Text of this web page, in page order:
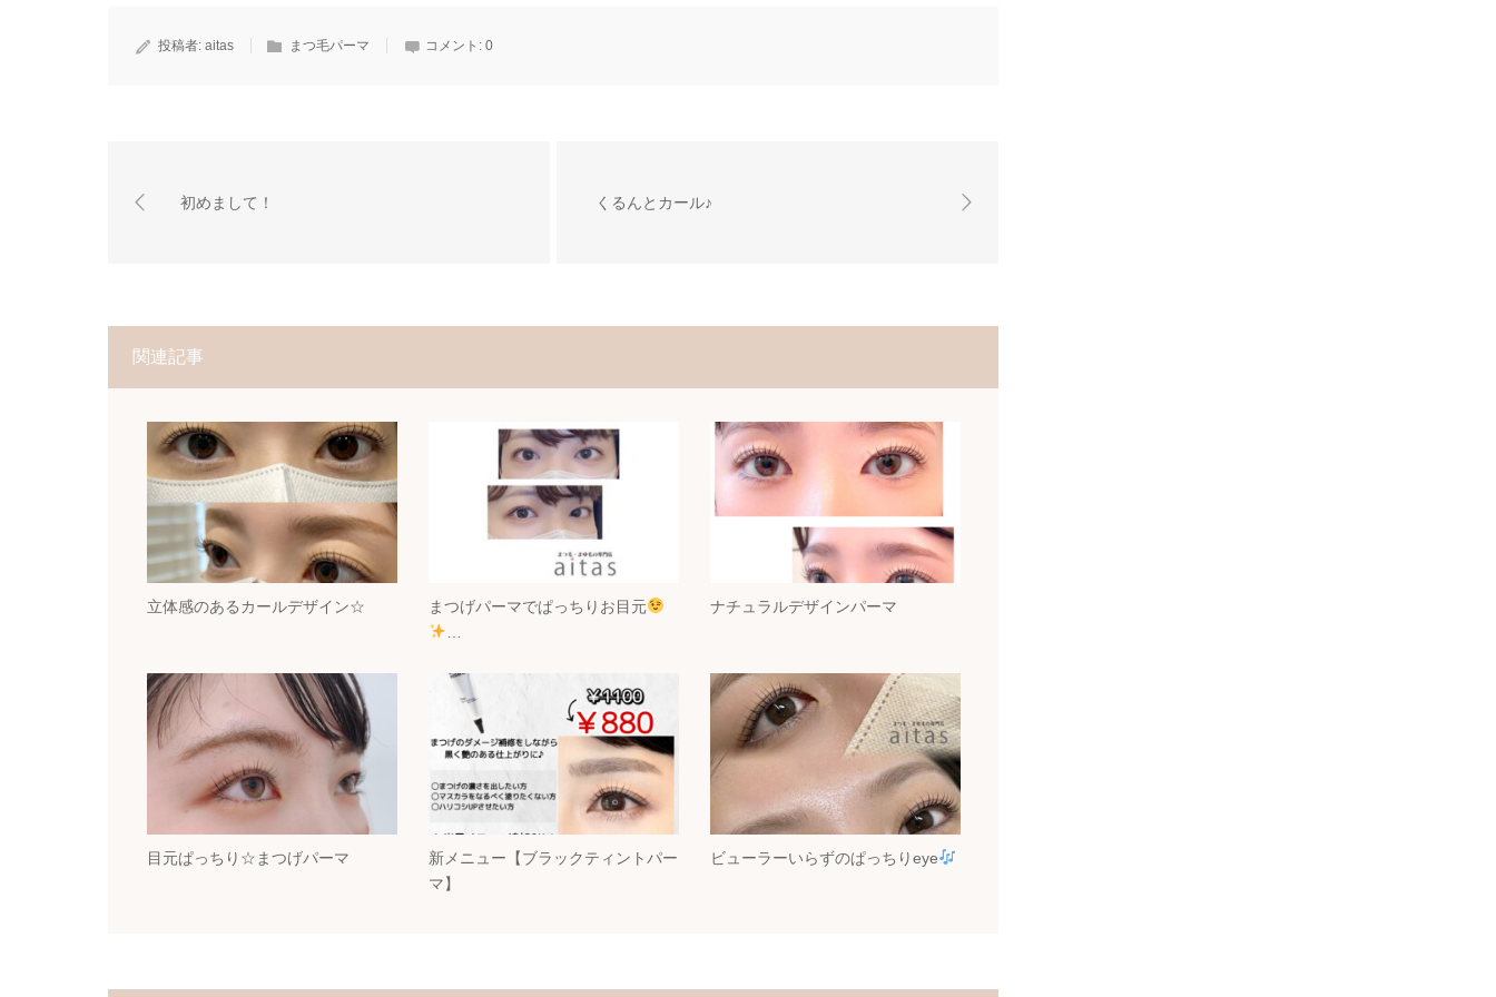
投稿者: aitas まつ毛パーマ コメント: 0
初めまして！ くるんとカール♪
関連記事
立体感のあるカールデザイン☆
まつげパーマでぱっちりお目元
ナチュラルデザインパーマ
目元ぱっちり☆まつげパーマ
新メニュー【ブラックティントパー
マ】
ビューラーいらずのぱっちりeye